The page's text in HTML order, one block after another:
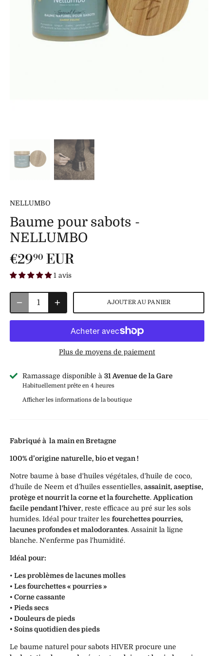
NELLUMBO
Baume pour sabots -
NELLUMBO
€2990 EUR
1 avis
AJOUTER AU PANIER
Plus de moyens de paiement
Ramassage disponible à 31 Avenue de la Gare
Habituellement prête en 4 heures
Afficher les informations de la boutique
Fabriqué à la main en Bretagne
100% d’origine naturelle, bio et vegan !
Notre baume à base d'huiles végétales, d'huile de coco,
d'huile de Neem et d’huiles essentielles, assainit, aseptise,
protège et nourrit la corne et la fourchette. Application
facile pendant l'hiver, reste efficace au pré sur les sols
humides. Idéal pour traiter les fourchettes pourries,
lacunes profondes et malodorantes. Assainit la ligne
blanche. N'enferme pas l'humidité.
Idéal pour:
• Les problèmes de lacunes molles
• Les fourchettes « pourries »
• Corne cassante
• Pieds secs
• Douleurs de pieds
• Soins quotidien des pieds
Le baume naturel pour sabots HIVER procure une